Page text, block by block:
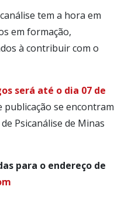
tem a hora em
em formação,
à contribuir com o
será até o dia 07 de
publicação se encontram
Psicanálise de Minas
para o endereço de